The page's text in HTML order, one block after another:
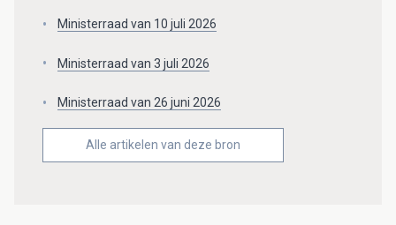
Ministerraad van 10 juli 2026
Ministerraad van 3 juli 2026
Ministerraad van 26 juni 2026
Alle artikelen van deze bron